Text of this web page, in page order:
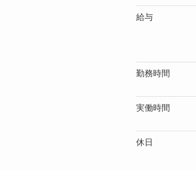
給与
勤務時間
実働時間
休日